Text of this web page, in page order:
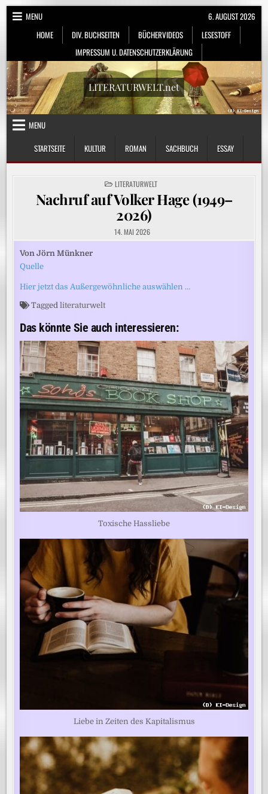
Skip
MENU
HOME
DIV. BUCHSEITEN BÜCHERVIDEOS
LESESTOFF
IMPRESSUM U. DATENSCHUTZERKLÄRUNG
6. AUGUST 2026
LITERATURWELT.net
MENU
STARTSEITE
KULTUR ROMAN SACHBUCH ESSAY
POSTED
IN
LITERATURWELT
Nachruf auf Volker Hage (1949–
2026)
14. MAI 2026
Von Jörn Münkner
Quelle
Hier jetzt das Außergewöhnliche auswählen …
Taggedliteraturwelt
Das könnte Sie auch interessieren:
Toxische Hassliebe
Liebe in Zeiten des Kapitalismus